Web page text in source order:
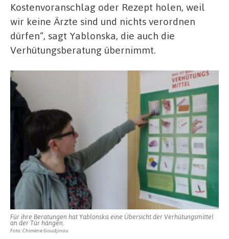
Kostenvoranschlag oder Rezept holen, weil
wir keine Ärzte sind und nichts verordnen
dürfen“, sagt Yablonska, die auch die
Verhütungsberatung übernimmt.
Für ihre Beratungen hat Yablonska eine Übersicht der Verhütungsmittel
an der Tür hängen.
Foto: Chimène Goudjinou